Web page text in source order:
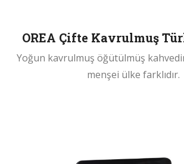
OREA Çifte Kavrulmuş
Yoğun kavrulmuş öğütülmüş
menşei ülke farklıdır.